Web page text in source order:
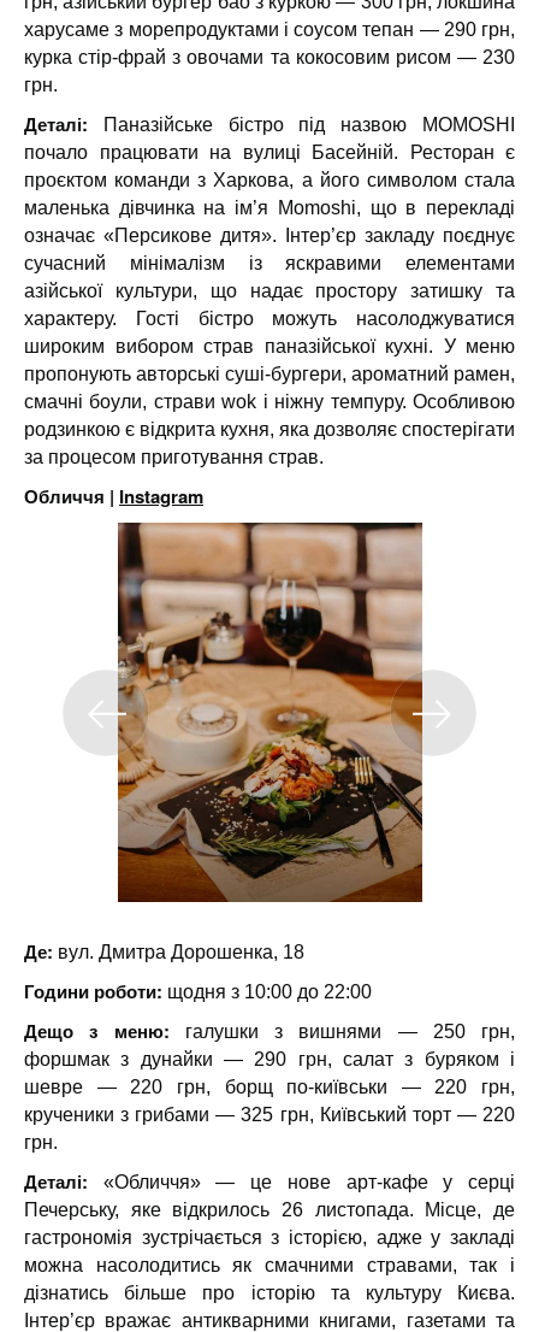
харусаме з морепродуктами і соусом тепан — 290 грн,
курка стір-фрай з овочами та кокосовим рисом — 230
грн.
Деталі: Паназійське бістро під назвою MOMOSHI
почало працювати на вулиці Басейній. Ресторан є
проєктом команди з Харкова, а його символом стала
маленька дівчинка на ім’я Momoshi, що в перекладі
означає «Персикове дитя». Інтер’єр закладу поєднує
сучасний мінімалізм із яскравими елементами
азійської культури, що надає простору затишку та
характеру. Гості бістро можуть насолоджуватися
широким вибором страв паназійської кухні. У меню
пропонують авторські суші-бургери, ароматний рамен,
смачні боули, страви wok і ніжну темпуру. Особливою
родзинкою є відкрита кухня, яка дозволяє спостерігати
за процесом приготування страв.
Обличчя | Instagram
Де: вул. Дмитра Дорошенка, 18
Години роботи: щодня з 10:00 до 22:00
Дещо з меню:
галушки з вишнями — 250 грн,
форшмак з дунайки — 290 грн, салат з буряком і
шевре — 220 грн, борщ по-київськи — 220 грн,
крученики з грибами — 325 грн, Київський торт — 220
грн.
Деталі:
«Обличчя» — це нове арт-кафе у серці
Печерську, яке відкрилось 26 листопада. Місце, де
гастрономія зустрічається з історією, адже у закладі
можна насолодитись як смачними стравами, так і
дізнатись більше про історію та культуру Києва.
Інтер’єр вражає антикварними книгами, газетами та